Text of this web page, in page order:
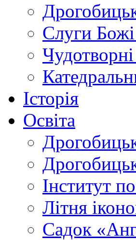
Слуги Божі
Історія
Освіта
Інститут
Літня
Садок